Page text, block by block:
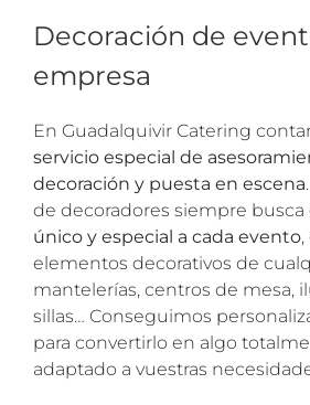
Decoración de
empresa
En Guadalquivir Catering
servicio especial de
decoración y puesta en escena
de decoradores siempre busca
único y especial a cada evento
elementos decorativos de
mantelerías, centros de mesa,
sillas… Conseguimos
para convertirlo en algo
adaptado a vuestras